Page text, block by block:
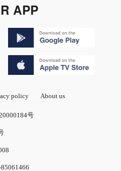
APP
policy About us
号